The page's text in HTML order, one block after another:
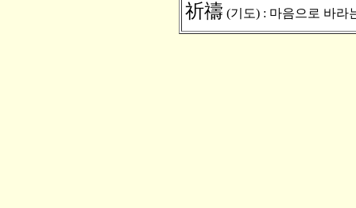
祈禱 (기도) : 마음으로 바라